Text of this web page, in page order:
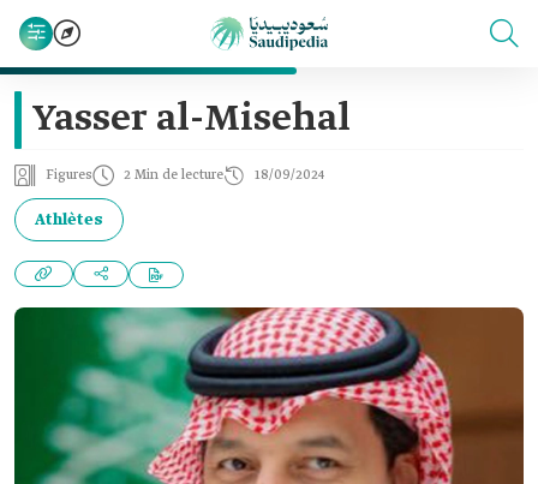
Yasser al-Misehal
Figures 2 Min de lecture 18/09/2024
Athlètes